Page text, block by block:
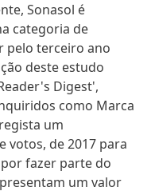
Sonasol é
categoria de
pelo terceiro ano
deste estudo
Digest',
como Marca
um
votos, de 2017 para
fazer parte do
um valor